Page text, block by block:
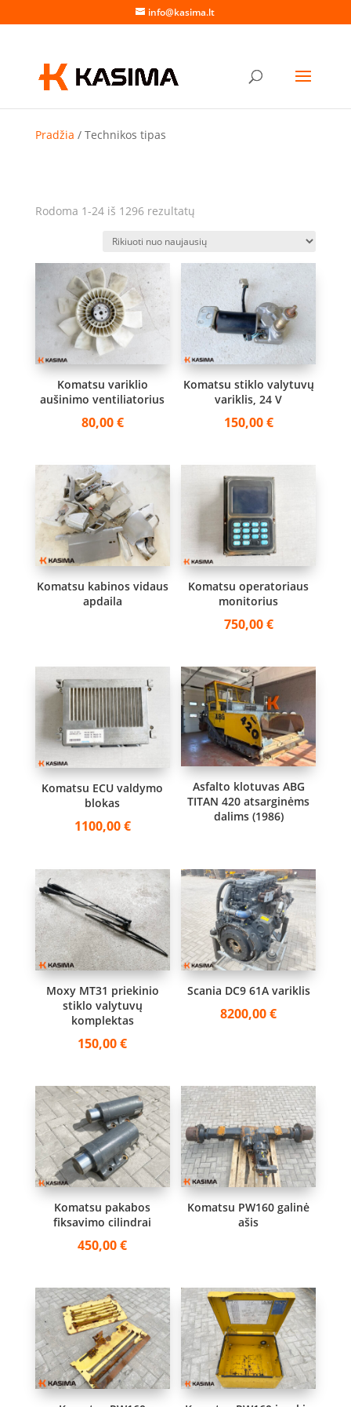
info@kasima.lt
Pradžia / Technikos tipas
Rodoma 1-24 iš 1296 rezultatųRūšiuojama
naujausią
Komatsu variklio
aušinimo ventiliatorius
80,00€
Komatsu stiklo valytuvų
variklis, 24 V
150,00€
Komatsu kabinos vidaus
apdaila
Komatsu operatoriaus
monitorius
750,00€
Komatsu ECU valdymo
blokas
1100,00€
Asfalto klotuvas ABG
TITAN 420 atsarginėms
dalims (1986)
Moxy MT31 priekinio
stiklo valytuvų
komplektas
150,00€
Scania DC9 61A variklis
8200,00€
Komatsu pakabos
fiksavimo cilindrai
450,00€
Komatsu PW160 galinė
ašis